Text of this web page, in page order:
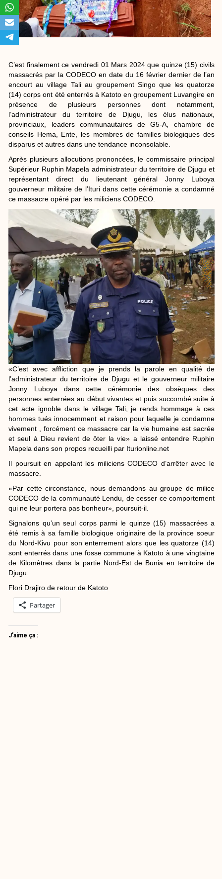
C’est finalement ce vendredi 01 Mars 2024 que quinze (15) civils
massacrés par la CODECO en date du 16 février dernier de l’an
encourt au village Tali au groupement Singo que les quatorze
(14) corps ont été enterrés à Katoto en groupement Luvangire en
présence de plusieurs personnes dont notamment,
l’administrateur du territoire de Djugu, les élus nationaux,
provinciaux, leaders communautaires de G5-A, chambre de
conseils Hema, Ente, les membres de familles biologiques des
disparus et autres dans une tendance inconsolable.
Après plusieurs allocutions prononcées, le commissaire principal
Supérieur Ruphin Mapela administrateur du territoire de Djugu et
représentant direct du lieutenant général Jonny Luboya
gouverneur militaire de l’Ituri dans cette cérémonie a condamné
ce massacre opéré par les miliciens CODECO.
«C’est avec affliction que je prends la parole en qualité de
l’administrateur du territoire de Djugu et le gouverneur militaire
Jonny Luboya dans cette cérémonie des obsèques des
personnes enterrées au début vivantes et puis succombé suite à
cet acte ignoble dans le village Tali, je rends hommage à ces
hommes tués innocemment et raison pour laquelle je condamne
vivement , forcément ce massacre car la vie humaine est sacrée
et seul à Dieu revient de ôter la vie» a laissé entendre Ruphin
Mapela dans son propos recueilli par Iturionline.net
Il poursuit en appelant les miliciens CODECO d’arrêter avec le
massacre.
«Par cette circonstance, nous demandons au groupe de milice
CODECO de la communauté Lendu, de cesser ce comportement
qui ne leur portera pas bonheur», poursuit-il.
Signalons qu’un seul corps parmi le quinze (15) massacrées a
été remis à sa famille biologique originaire de la province soeur
du Nord-Kivu pour son enterrement alors que les quatorze (14)
sont enterrés dans une fosse commune à Katoto à une vingtaine
de Kilomètres dans la partie Nord-Est de Bunia en territoire de
Djugu.
Flori Drajiro de retour de Katoto
Partager
J’aime ça :